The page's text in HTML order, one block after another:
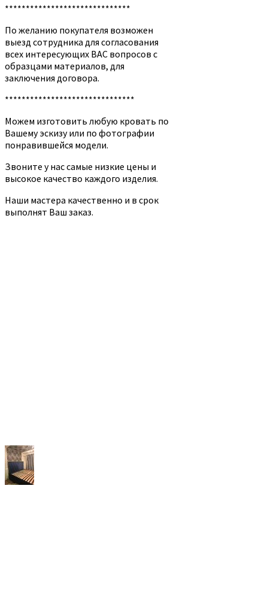
******************************
По желанию покупателя возможен
выезд сотрудника для согласования
всех интересующих ВАС вопросов с
образцами материалов, для
заключения договора.
*******************************
Можем изготовить любую кровать по
Вашему эскизу или по фотографии
понравившейся модели.
Звоните у нас самые низкие цены и
высокое качество каждого изделия.
Наши мастера качественно и в срок
выполнят Ваш заказ.